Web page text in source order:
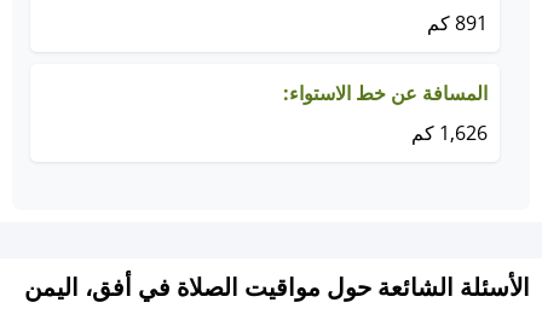
891 كم
المسافة عن خط الاستواء:
1,626 كم
الأسئلة الشائعة حول مواقيت الصلاة في أفق، اليمن